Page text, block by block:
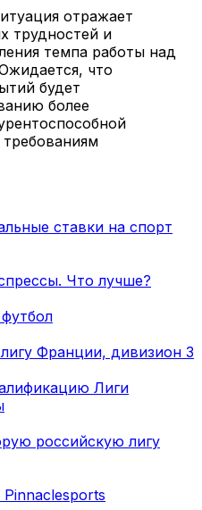
отражает
трудностей и
темпа работы над
что
будет
более
Что лучше?
Франции, дивизион 3
Лиги
российскую лигу